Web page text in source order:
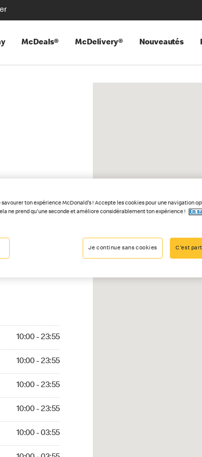
McDeals® McDelivery® Nouveautés
10:00 - 23:55
10:00 - 23:55
10:00 - 23:55
10:00 - 23:55
10:00 - 03:55
savourer ton expérience McDonald's ! Accepte les cookies pour une navigation
ne prend qu'une seconde et améliore considérablement ton expérience !
En
Je continue sans cookies C'est